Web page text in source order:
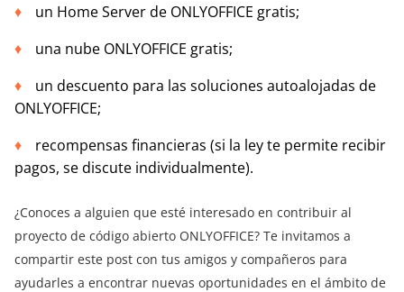
un Home Server de ONLYOFFICE gratis;
una nube ONLYOFFICE gratis;
un descuento para las soluciones autoalojadas de
ONLYOFFICE;
recompensas financieras (si la ley te permite recibir
pagos, se discute individualmente).
¿Conoces a alguien que esté interesado en contribuir al
proyecto de código abierto ONLYOFFICE? Te invitamos a
compartir este post con tus amigos y compañeros para
ayudarles a encontrar nuevas oportunidades en el ámbito de